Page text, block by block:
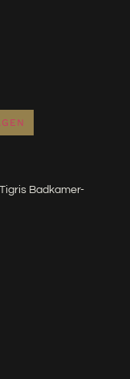
Badkamer-